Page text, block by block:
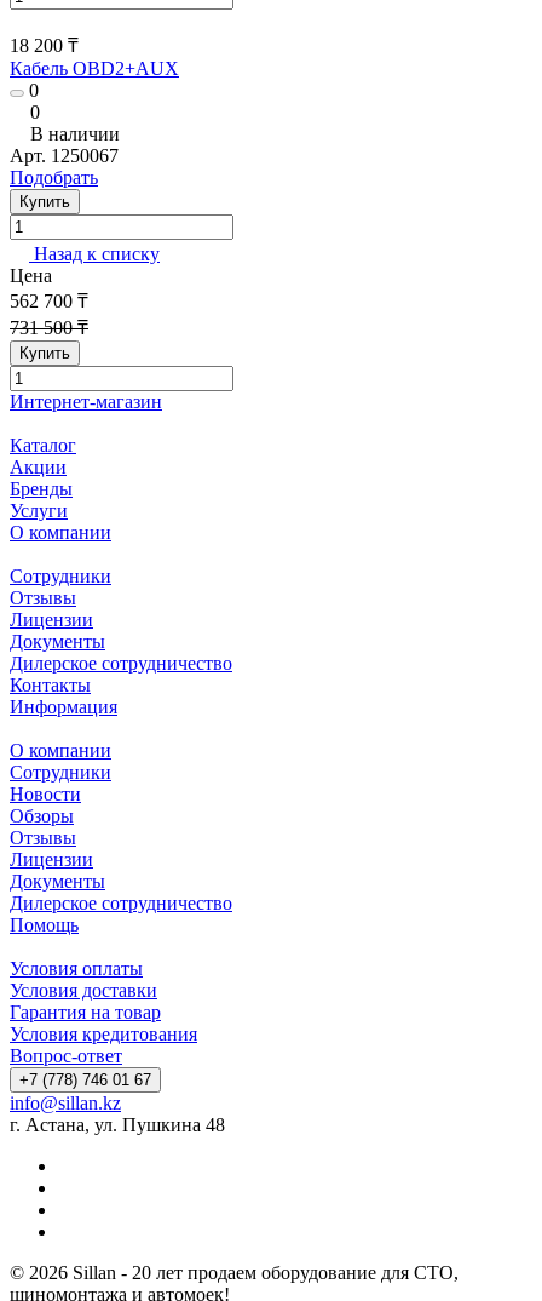
18 200 ₸
Кабель OBD2+AUX
0
0
В наличии
Арт. 1250067
Подобрать
Купить
Назад к списку
Цена
562 700 ₸
731 500 ₸
Купить
Интернет-магазин
Каталог
Акции
Бренды
Услуги
О компании
Сотрудники
Отзывы
Лицензии
Документы
Дилерское сотрудничество
Контакты
Информация
О компании
Сотрудники
Новости
Обзоры
Отзывы
Лицензии
Документы
Дилерское сотрудничество
Помощь
Условия оплаты
Условия доставки
Гарантия на товар
Условия кредитования
Вопрос-ответ
+7 (778) 746 01 67
info@sillan.kz
г. Астана, ул. Пушкина 48
© 2026 Sillan - 20 лет продаем оборудование для СТО,
шиномонтажа и автомоек!